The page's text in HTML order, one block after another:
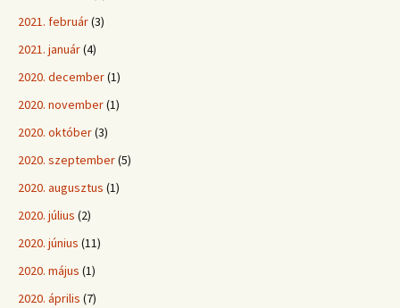
2021. február(3)
2021. január(4)
2020. december(1)
2020. november(1)
2020. október(3)
2020. szeptember(5)
2020. augusztus (1)
2020. július (2)
2020. június (11)
2020. május (1)
2020. április (7)